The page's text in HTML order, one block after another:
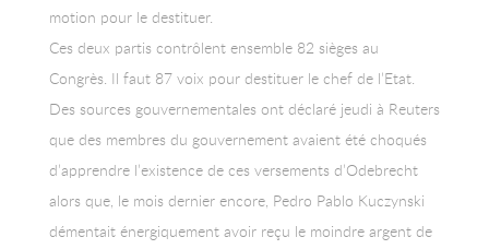
motion pour le destituer.
Ces deux partis contrôlent ensemble 82 sièges au
Congrès. Il faut 87 voix pour destituer le chef de l’Etat.
Des sources gouvernementales ont déclaré jeudi à Reuters
que des membres du gouvernement avaient été choqués
d’apprendre l’existence de ces versements d’Odebrecht
alors que, le mois dernier encore, Pedro Pablo Kuczynski
démentait énergiquement avoir reçu le moindre argent de